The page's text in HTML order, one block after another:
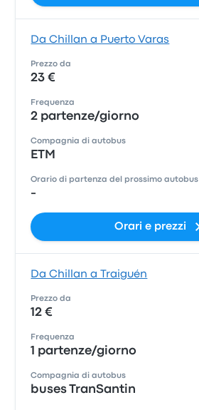
Da Chillan a Puerto Varas
Prezzo da
23 €
Frequenza
2 partenze/giorno
Compagnia di autobus
ETM
Orario di partenza del prossimo autobus
-
Orari e prezzi
Da Chillan a Traiguén
Prezzo da
12 €
Frequenza
1 partenze/giorno
Compagnia di autobus
buses TranSantin